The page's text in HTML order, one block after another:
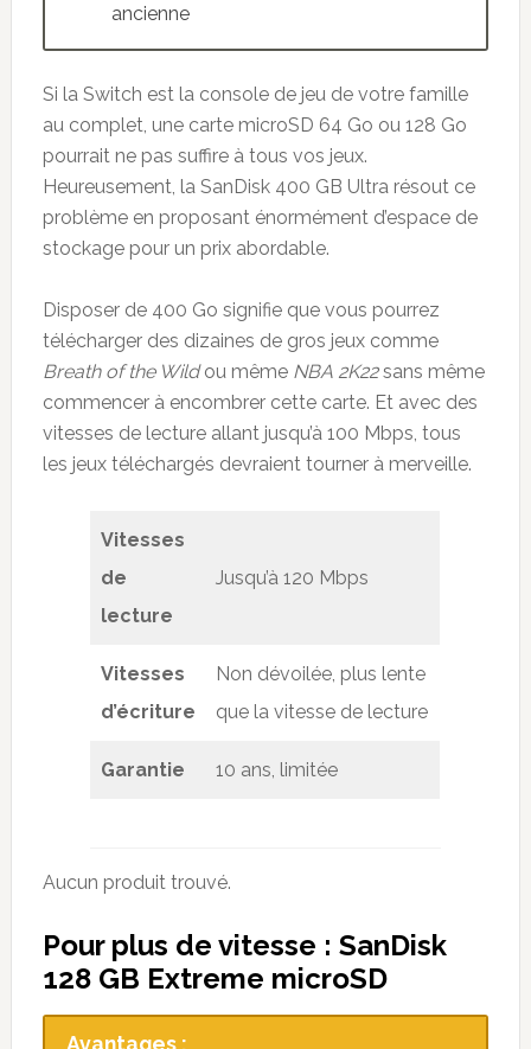
ancienne
Si la Switch est la console de jeu de votre famille
au complet, une carte microSD 64 Go ou 128 Go
pourrait ne pas suffire à tous vos jeux.
Heureusement, la SanDisk 400 GB Ultra résout ce
problème en proposant énormément d’espace de
stockage pour un prix abordable.
Disposer de 400 Go signifie que vous pourrez
télécharger des dizaines de gros jeux comme
Breath of the Wildou même NBA 2K22sans même
commencer à encombrer cette carte. Et avec des
vitesses de lecture allant jusqu’à 100 Mbps, tous
les jeux téléchargés devraient tourner à merveille.
Vitesses
de
lecture
Jusqu’à 120 Mbps
Vitesses
d’écriture
Non dévoilée, plus lente
que la vitesse de lecture
Garantie 10 ans, limitée
Aucun produit trouvé.
Pour plus de vitesse : SanDisk
128 GB Extreme microSD
Avantages :